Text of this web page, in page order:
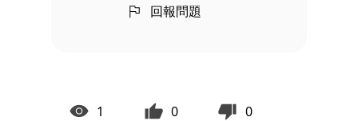
回報問題
1 0 0